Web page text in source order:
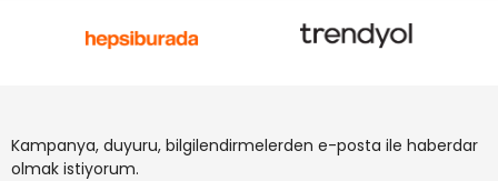
Kampanya, duyuru, bilgilendirmelerden e-posta ile haberdar
olmak istiyorum.